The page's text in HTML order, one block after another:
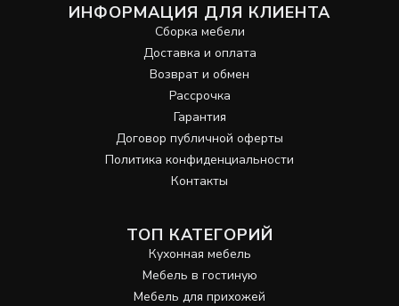
ИНФОРМАЦИЯ ДЛЯ КЛИЕНТА
Сборка мебели
Доставка и оплата
Возврат и обмен
Рассрочка
Гарантия
Договор публичной оферты
Политика конфиденциальности
Контакты
ТОП КАТЕГОРИЙ
Кухонная мебель
Мебель в гостиную
Мебель для прихожей